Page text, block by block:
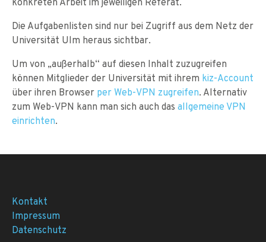
Die Aufgabenlisten sind nur bei Zugriff aus dem Netz der
Universität Ulm heraus sichtbar.
Um von „außerhalb“ auf diesen Inhalt zuzugreifen
können Mitglieder der Universität mit ihrem kiz-Account
über ihren Browser per Web-VPN zugreifen. Alternativ
zum Web-VPN kann man sich auch das allgemeine VPN
einrichten.
Kontakt
Impressum
Datenschutz